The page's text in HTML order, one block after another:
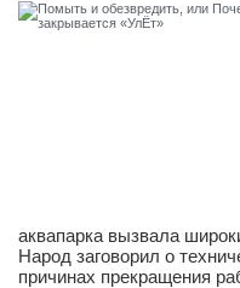
аквапарка вызвала
Народ заговорил о
причинах прекращения